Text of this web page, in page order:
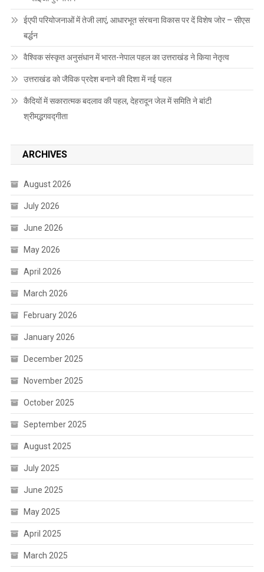
ईएपी परियोजनाओं में तेजी लाएं, आधारभूत संरचना विकास पर दें विशेष जोर – सीएस
बर्द्धन
वैश्विक संस्कृत अनुसंधान में भारत-नेपाल पहल का उत्तराखंड ने किया नेतृत्व
उत्तराखंड को जैविक प्रदेश बनाने की दिशा में नई पहल
कैदियों में सकारात्मक बदलाव की पहल, देहरादून जेल में समिति ने बांटी
श्रीमद्भगवद्गीता
ARCHIVES
August 2026
July 2026
June 2026
May 2026
April 2026
March 2026
February 2026
January 2026
December 2025
November 2025
October 2025
September 2025
August 2025
July 2025
June 2025
May 2025
April 2025
March 2025